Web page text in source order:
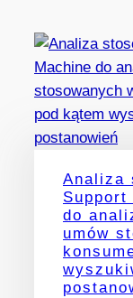
Analiza
Support
do
umów